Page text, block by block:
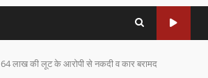
64 लाख की लूट के आरोपी से नकदी व कार बरामद